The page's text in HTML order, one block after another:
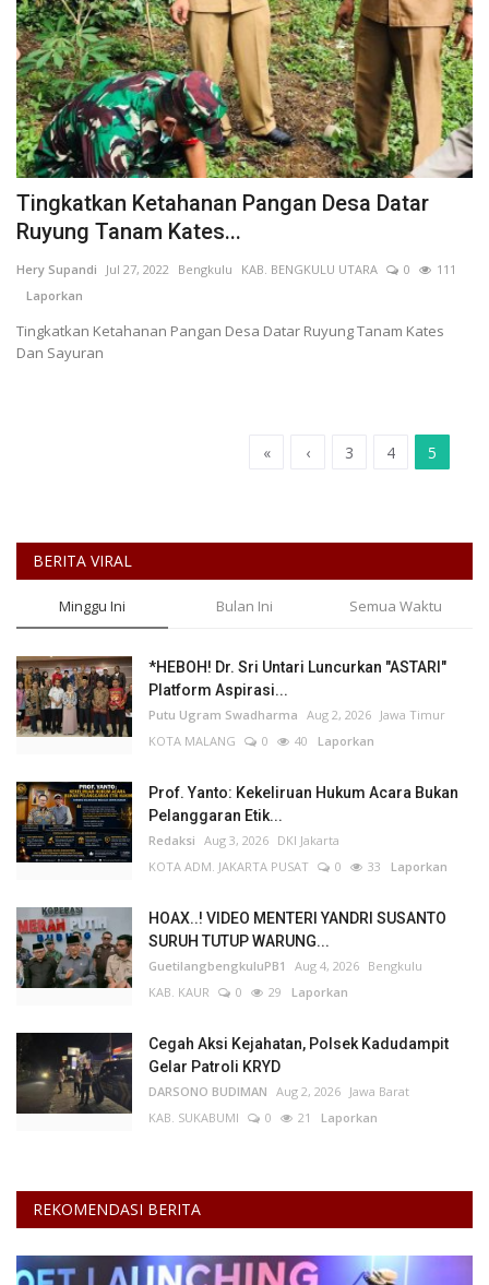
Tingkatkan Ketahanan Pangan Desa Datar
Ruyung Tanam Kates...
Hery Supandi Jul 27, 2022 Bengkulu KAB. BENGKULU UTARA 0
111
Laporkan
Tingkatkan Ketahanan Pangan Desa Datar Ruyung Tanam Kates
Dan Sayuran
« ‹ 3 4 5
BERITA VIRAL
Minggu Ini Bulan Ini Semua Waktu
*HEBOH! Dr. Sri Untari Luncurkan "ASTARI"
Platform Aspirasi...
Putu Ugram Swadharma Aug 2, 2026 Jawa Timur
KOTA MALANG
0 40 Laporkan
Prof. Yanto: Kekeliruan Hukum Acara Bukan
Pelanggaran Etik...
Redaksi Aug 3, 2026 DKI Jakarta
KOTA ADM. JAKARTA PUSAT
0 33 Laporkan
HOAX..! VIDEO MENTERI YANDRI SUSANTO
SURUH TUTUP WARUNG...
GuetilangbengkuluPB1 Aug 4, 2026 Bengkulu
KAB. KAUR
0 29 Laporkan
Cegah Aksi Kejahatan, Polsek Kadudampit
Gelar Patroli KRYD
DARSONO BUDIMAN Aug 2, 2026 Jawa Barat
KAB. SUKABUMI
0 21 Laporkan
REKOMENDASI BERITA